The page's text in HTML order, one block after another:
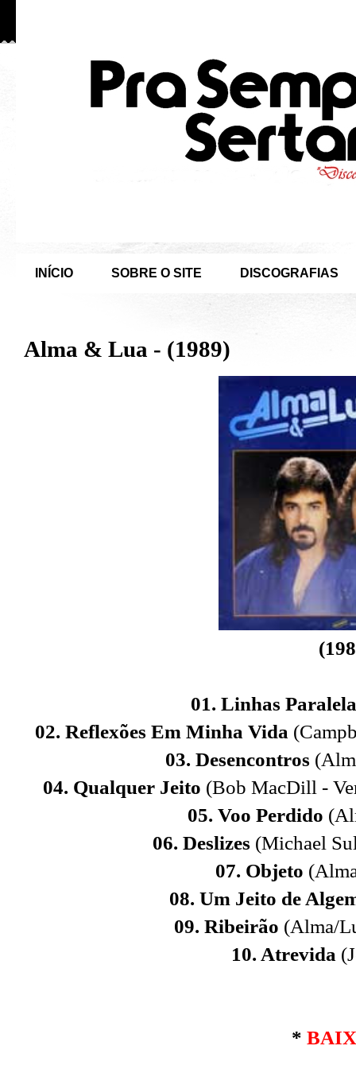
INÍCIO SOBRE O SITE DISCOGRAFIAS
Alma & Lua - (1989)
01. Linhas
02. Reflexões Em Minha Vida
03. Desencontros
04. Qualquer Jeito (Bob MacDill -
05. Voo Perdido
06. Deslizes (Michael
07. Objeto
08. Um Jeito de
09. Ribeirão (Alma/
10. Atrevida
*